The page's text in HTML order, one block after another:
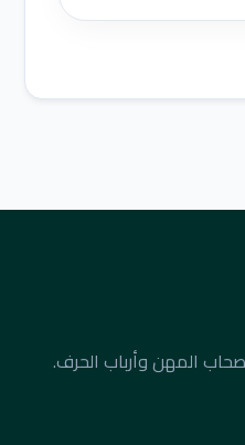
المهن وأرباب الحرف.